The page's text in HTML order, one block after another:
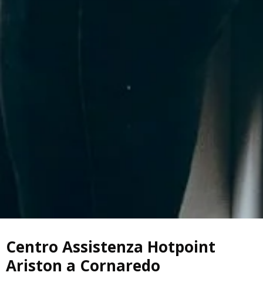
Centro Assistenza Hotpoint
Ariston a Cornaredo